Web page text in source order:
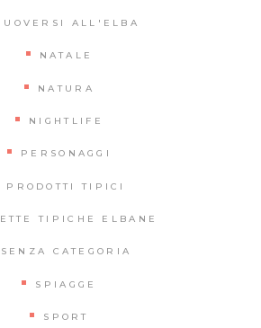
ALL'ELBA
NATALE
NATURA
NIGHTLIFE
PERSONAGGI
PRODOTTI TIPICI
TIPICHE ELBANE
SENZA CATEGORIA
SPIAGGE
SPORT